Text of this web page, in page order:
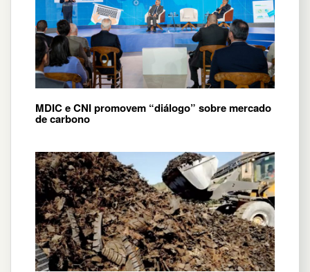
MDIC e CNI promovem “diálogo” sobre mercado
de carbono